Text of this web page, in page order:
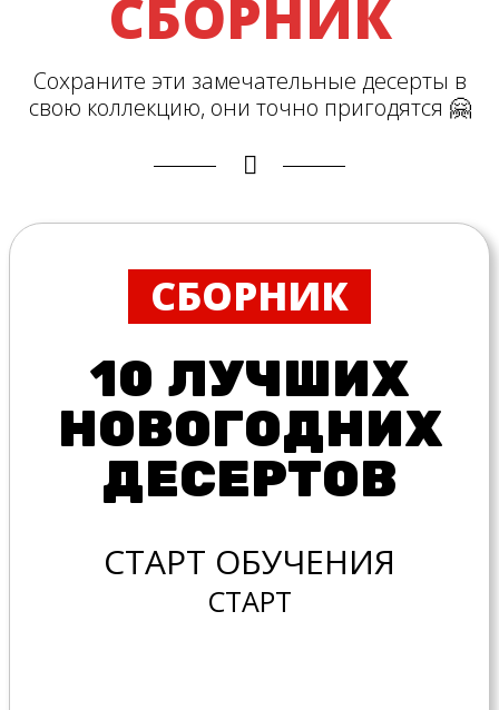
СБОРНИК
Сохраните эти замечательные десерты в
свою коллекцию, они точно пригодятся 🤗
СБОРНИК
10 ЛУЧШИХ
НОВОГОДНИХ
ДЕСЕРТОВ
СТАРТ ОБУЧЕНИЯ
СТАРТ